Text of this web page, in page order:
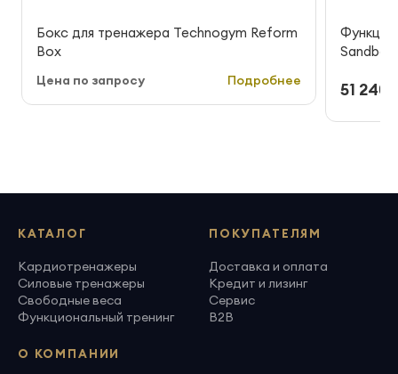
Бокс для тренажера Technogym Reform
Box
Цена по запросу Подробнее
Sandbag
51 240
КАТАЛОГ
Кардиотренажеры
Силовые тренажеры
Свободные веса
Функциональный тренинг
ПОКУПАТЕЛЯМ
Доставка и оплата
Кредит и лизинг
Сервис
B2B
О КОМПАНИИ